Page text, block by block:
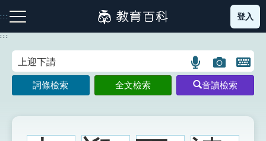
到
主
:::
注音索引圖示 筆畫索引圖示 部首索引表圖示
登入
:::
語
言
搜
示
圖
片
搜
示
開
鍵
圖
詞條檢索 全文檢索 音讀檢索